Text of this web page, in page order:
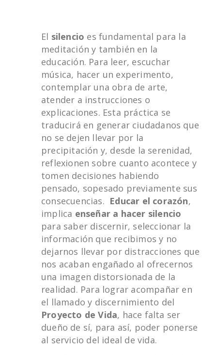
El silencio es fundamental para la
meditación y también en la
educación. Para leer, escuchar
música, hacer un experimento,
contemplar una obra de arte,
atender a instrucciones o
explicaciones. Esta práctica se
traducirá en generar ciudadanos que
no se dejen llevar por la
precipitación y, desde la serenidad,
reflexionen sobre cuanto acontece y
tomen decisiones habiendo
pensado, sopesado previamente sus
consecuencias. Educar el corazón,
implica enseñar a hacer silencio
para saber discernir, seleccionar la
información que recibimos y no
dejarnos llevar por distracciones que
nos acaban engañado al ofrecernos
una imagen distorsionada de la
realidad. Para lograr acompañar en
el llamado y discernimiento del
Proyecto de Vida, hace falta ser
dueño de sí, para así, poder ponerse
al servicio del ideal de vida.